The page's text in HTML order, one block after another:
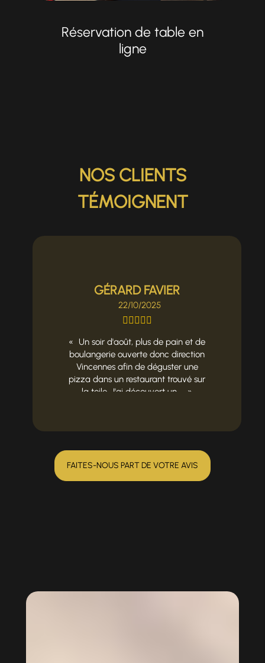
Réservation de table en
ligne
NOS CLIENTS
TÉMOIGNENT
GÉRARD FAVIER
22/10/2025
Un soir d'août, plus de pain et de
boulangerie ouverte donc direction
Vincennes afin de déguster une
pizza dans un restaurant trouvé sur
la toile. J'ai découvert un ...
FAITES-NOUS PART DE VOTRE AVIS